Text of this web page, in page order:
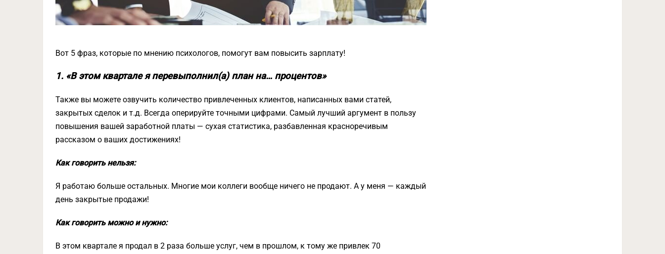
Вот 5 фраз, которые по мнению психологов, помогут вам повысить зарплату!
1. «В этом квартале я перевыполнил(а) план на… процентов»
Также вы можете озвучить количество привлеченных клиентов, написанных вами статей,
закрытых сделок и т.д. Всегда оперируйте точными цифрами. Самый лучший аргумент в пользу
повышения вашей заработной платы — сухая статистика, разбавленная красноречивым
рассказом о ваших достижениях!
Как говорить нельзя:
Я работаю больше остальных. Многие мои коллеги вообще ничего не продают. А у меня — каждый
день закрытые продажи!
Как говорить можно и нужно:
В этом квартале я продал в 2 раза больше услуг, чем в прошлом, к тому же привлек 70